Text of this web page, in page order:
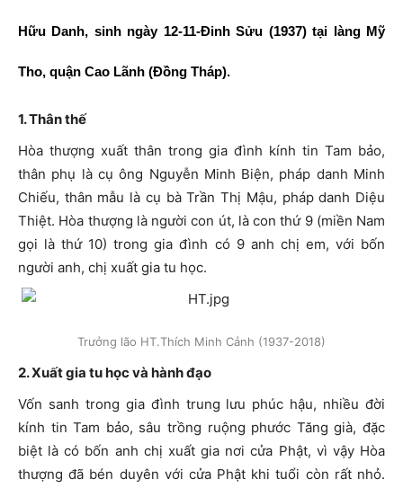
Hữu Danh, sinh ngày 12-11-Đinh Sửu (1937) tại làng Mỹ
Tho, quận Cao Lãnh (Đồng Tháp).
1. Thân thế
Hòa thượng xuất thân trong gia đình kính tin Tam bảo,
thân phụ là cụ ông Nguyễn Minh Biện, pháp danh Minh
Chiếu, thân mẫu là cụ bà Trần Thị Mậu, pháp danh Diệu
Thiệt. Hòa thượng là người con út, là con thứ 9 (miền Nam
gọi là thứ 10) trong gia đình có 9 anh chị em, với bốn
người anh, chị xuất gia tu học.
Trưởng lão HT.Thích Minh Cảnh (1937-2018)
2. Xuất gia tu học và hành đạo
Vốn sanh trong gia đình trung lưu phúc hậu, nhiều đời
kính tin Tam bảo, sâu trồng ruộng phước Tăng già, đặc
biệt là có bốn anh chị xuất gia nơi cửa Phật, vì vậy Hòa
thượng đã bén duyên với cửa Phật khi tuổi còn rất nhỏ.